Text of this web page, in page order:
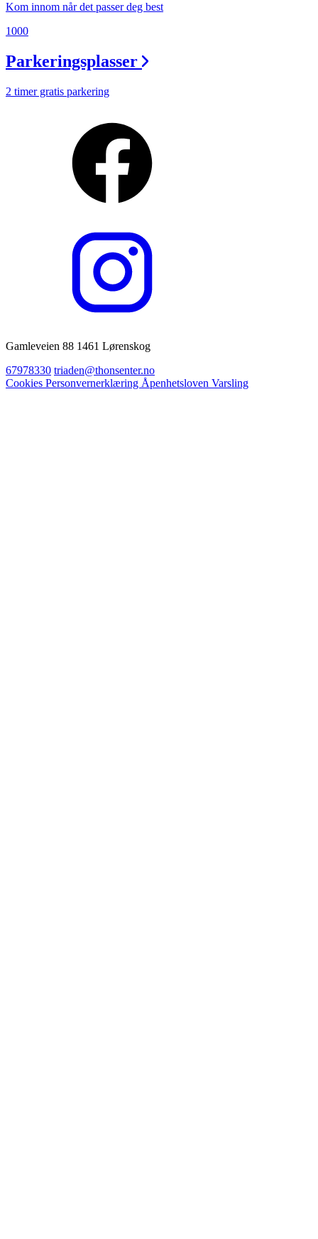
Kom innom når det passer deg best
1000
Parkeringsplasser
2 timer gratis parkering
Gamleveien 88 1461 Lørenskog
67978330 triaden@thonsenter.no
Cookies Personvernerklæring Åpenhetsloven Varsling